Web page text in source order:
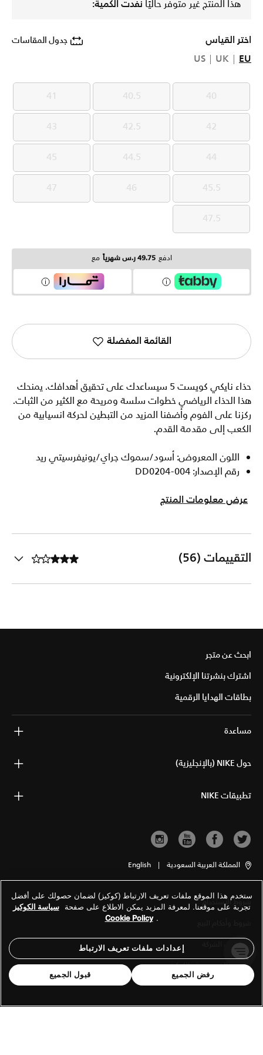
هذا المنتج غير متوفر حاليًا نفدت الكمية:
اختر القياس جدول المقاسات
EU
UK
US
40
40
40.5
40.5
41
41
42
42
42.5
42.5
43
43
44
44
44.5
44.5
45
45
45.5
45.5
46
46
47
47
47.5
47.5
ادفع 49.75 ر.س شهرياً مع
القائمة المفضلة
حذاء نايكي كويست 5 سيساعدك على تحقيق أهدافك. يمنحك
هذا الحذاء الرياضي خطوات سلسة ومريحة مع الكثير من الثبات.
ركزنا على الفوم وأضفنا المزيد من التبطين لحركة انسيابية من
الكعب إلى مقدمة القدم.
اللون المعروض: أسود/سموك جراي/يونيفرسيتي ريد
رقم الإصدار: DD0204-004
عرض معلومات المنتج
التقييمات (56)
ابحث عن متجر
اشترك بنشرتنا الإلكترونية
بطاقات الهدايا الرقمية
مساعدة
حول NIKE (بالإنجليزية)
تطبيقات NIKE
المملكة العربية السعودية |
English
شروط الاستخدام
معلومات الشركة
سياسة الخصوصية والكوكيز
ستخدم هذا الموقع ملفات تعريف الارتباط (كوكيز) لضمان حصولك على أفضل
تجربة على موقعنا. لمعرفة المزيد يمكن الاطلاع على صفحة سياسة الكوكيز
.
Cookie Policy
إعدادات ملفات تعريف الارتباط
رفض الجميع قبول الجميع